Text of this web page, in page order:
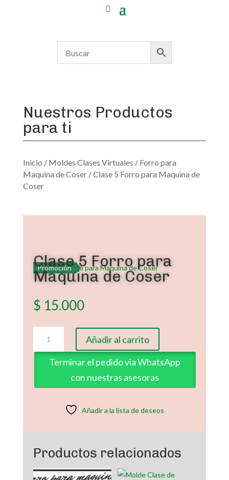
Nuestros Productos
para ti
Inicio / Moldes Clases Virtuales / Forro para
Maquina de Coser/ Clase 5 Forro para Maquina de
Coser
Promoción
Clase 5 Forro para
Maquina de Coser
$ 15.000
Forro
de
Añadir al carrito
Terminar el pedido via WhatsApp
con nuestras asesoras
Añadir a la lista de deseos
Productos relacionados